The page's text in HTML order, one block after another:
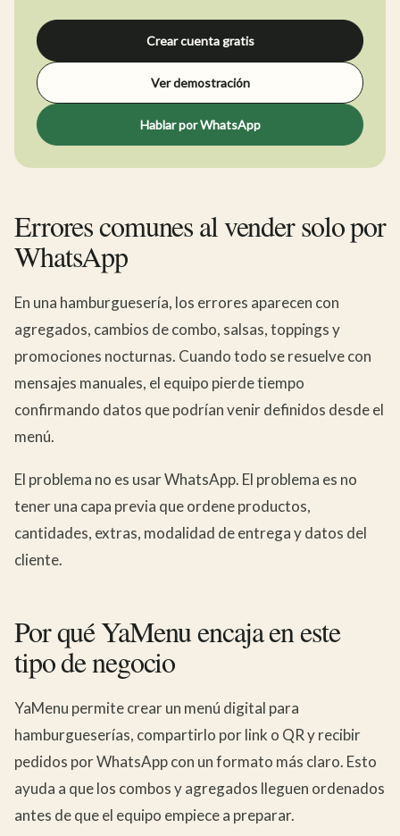
Crear cuenta gratis
Ver demostración
Hablar por WhatsApp
Errores comunes al vender solo por
WhatsApp
En una hamburguesería, los errores aparecen con
agregados, cambios de combo, salsas, toppings y
promociones nocturnas. Cuando todo se resuelve con
mensajes manuales, el equipo pierde tiempo
confirmando datos que podrían venir definidos desde el
menú.
El problema no es usar WhatsApp. El problema es no
tener una capa previa que ordene productos,
cantidades, extras, modalidad de entrega y datos del
cliente.
Por qué YaMenu encaja en este
tipo de negocio
YaMenu permite crear un menú digital para
hamburgueserías, compartirlo por link o QR y recibir
pedidos por WhatsApp con un formato más claro. Esto
ayuda a que los combos y agregados lleguen ordenados
antes de que el equipo empiece a preparar.